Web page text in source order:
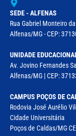
SEDE - ALFENAS
Rua Gabriel Monteiro
Alfenas/MG - CEP:
UNIDADE
Av. Jovino Fernandes
Alfenas/MG | CEP:
CAMPUS POÇOS DE
Rodovia José Aurélio
Cidade Universitária
Poços de Caldas/MG